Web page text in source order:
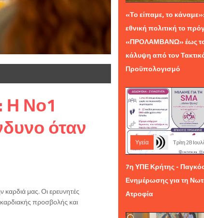
Η Νο1
όταν
καρδιά μας. Οι ερευνητές
προσβολής και
Σάββατο 01
«Το είπαμε, το
εθνική πολιτική το
«ΠΡΟΛΑΜΒΑΝΩ» έως
κάλυψη από τον
Προϋπολογισμό
Υγεία Τρίτη 28
7η ΥΠΕ Κρήτης -
Ενημέρωσης για τη
Ατροφία